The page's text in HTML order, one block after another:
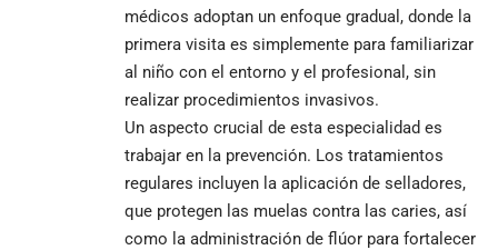
médicos adoptan un enfoque gradual, donde la
primera visita es simplemente para familiarizar
al niño con el entorno y el profesional, sin
realizar procedimientos invasivos.
Un aspecto crucial de esta especialidad es
trabajar en la prevención. Los tratamientos
regulares incluyen la aplicación de selladores,
que protegen las muelas contra las caries, así
como la administración de flúor para fortalecer